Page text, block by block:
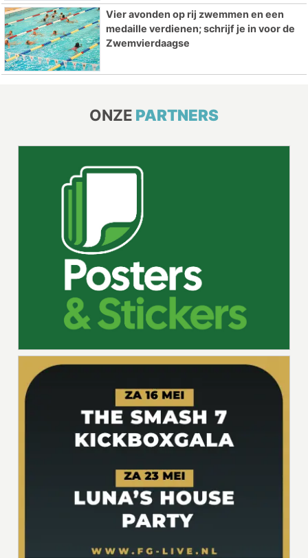
Vier avonden op rij zwemmen en een
medaille verdienen; schrijf je in voor de
Zwemvierdaagse
ONZE PARTNERS